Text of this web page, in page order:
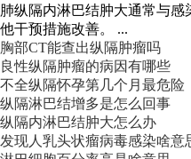
肺纵隔内淋巴结肿大通常与
他干预措施改善。 ...
胸部CT能查出纵隔肿瘤吗
良性纵隔肿瘤的病因有哪些
不全纵隔怀孕第几个月最危险
纵隔淋巴结增多是怎么回事
纵隔内淋巴结肿大怎么办
发现人乳头状瘤病毒感染啥意